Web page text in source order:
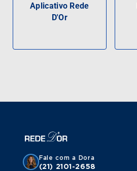
Aplicativo Rede
D'Or
Fale com a Dora
(21) 2101-2658